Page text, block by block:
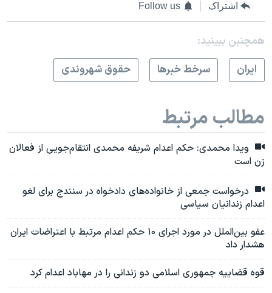
اشتراک Follow us
همچنبن ببینید:
ايران
سرخط خبرها حقوق شهروندی
مطالب مرتبط
ویدا محمدی: حکم اعدام شریفه محمدی انتقام‌جویی از فعالان
زن است
درخواست جمعی از خانواده‌های دادخواه در سنندج برای لغو
اعدام زندانیان سیاسی
عفو بین‌الملل در مورد اجرای ۱۰ حکم اعدام مرتبط با اعتراضات ایران
هشدار داد
قوه قضاییه جمهوری اسلامی دو زندانی را در مهاباد اعدام کرد